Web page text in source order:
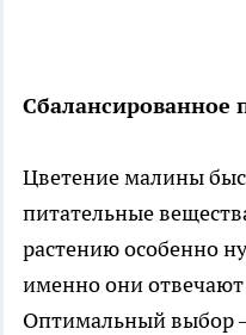
Сбалансированное
Цветение малины
питательные
растению особенно
именно они
Оптимальный выбор